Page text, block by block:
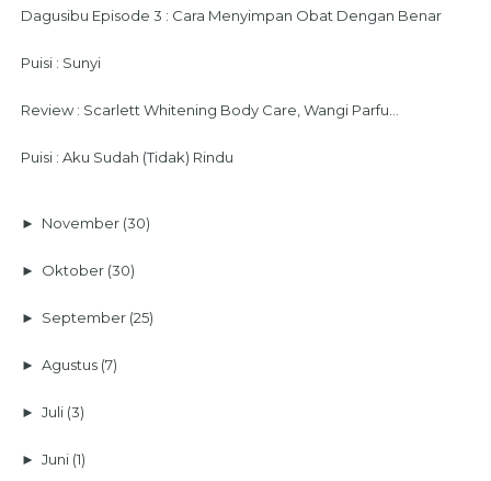
Dagusibu Episode 3 : Cara Menyimpan Obat Dengan Benar
Puisi : Sunyi
Review : Scarlett Whitening Body Care, Wangi Parfu...
Puisi : Aku Sudah (Tidak) Rindu
► November (30)
► Oktober (30)
► September (25)
►Agustus (7)
►Juli (3)
►Juni (1)